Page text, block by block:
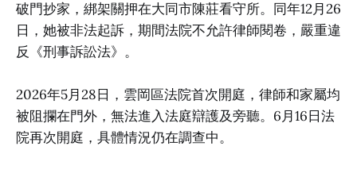
破門抄家，綁架關押在大同市陳莊看守所。同年12月26
日，她被非法起訴，期間法院不允許律師閱卷，嚴重違
反《刑事訴訟法》。
2026年5月28日，雲岡區法院首次開庭，律師和家屬均
被阻攔在門外，無法進入法庭辯護及旁聽。6月16日法
院再次開庭，具體情況仍在調查中。